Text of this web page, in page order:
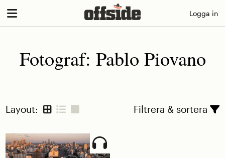
Skip
Logga in
Fotograf: Pablo Piovano
Layout: Filtrera & sortera